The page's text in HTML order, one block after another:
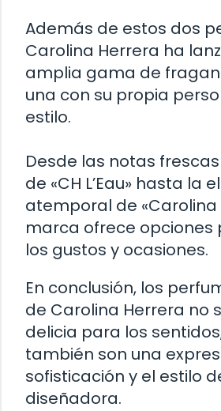
Además de estos dos
Carolina Herrera ha
amplia gama de
una con su propia
estilo.
Desde las notas
de «CH L’Eau» hasta la
atemporal de «Carolina
marca ofrece opciones
los gustos y ocasiones.
En conclusión, los
de Carolina Herrera no
delicia para los
también son una
sofisticación y el estilo
diseñadora.